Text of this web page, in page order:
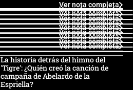
Ver nota completa
Ver nota completa
Ver nota completa
Ver nota completa
Ver nota completa
Ver nota completa
Ver nota completa
Ver nota completa
Ver nota completa
Ver nota completa
La historia detrás del himno del
'Tigre': ¿Quién creó la canción de
campaña de Abelardo de la
Espriella?